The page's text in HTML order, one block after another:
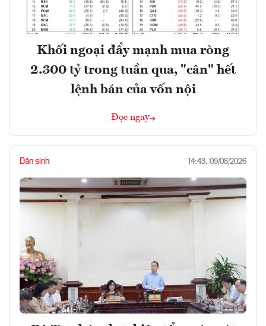
Khối ngoại đẩy mạnh mua ròng
2.300 tỷ trong tuần qua, "cân" hết
lệnh bán của vốn nội
Đọc ngay
Dân sinh 14:43, 09/08/2026